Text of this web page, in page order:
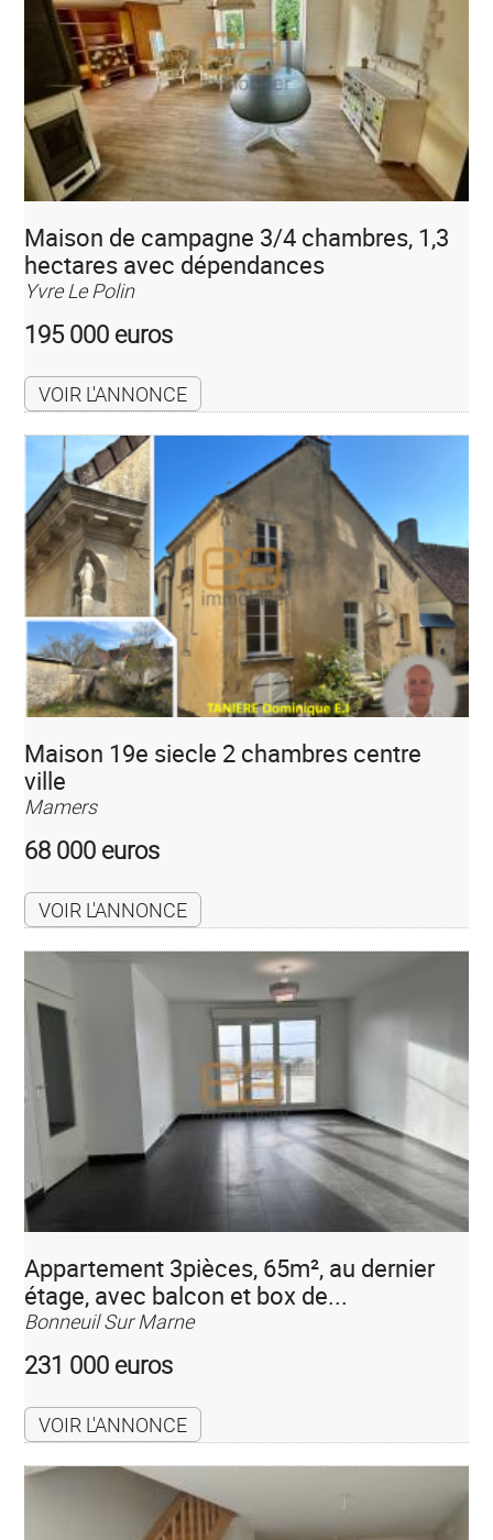
Maison de campagne 3/4 chambres, 1,3
hectares avec dépendances
Yvre Le Polin
195 000 euros
VOIR L'ANNONCE
Maison 19e siecle 2 chambres centre
ville
Mamers
68 000 euros
VOIR L'ANNONCE
Appartement 3pièces, 65m², au dernier
étage, avec balcon et box de...
Bonneuil Sur Marne
231 000 euros
VOIR L'ANNONCE